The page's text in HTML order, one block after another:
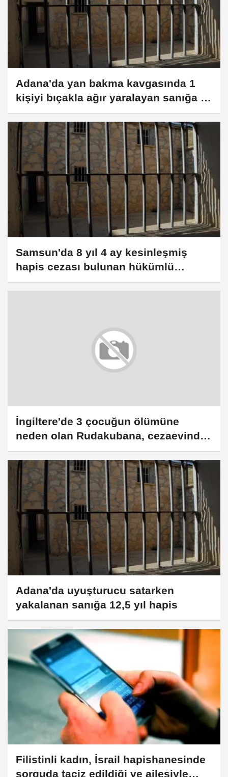
Adana'da yan bakma kavgasında 1
kişiyi bıçakla ağır yaralayan sanığa 9
yıl hapis
Samsun'da 8 yıl 4 ay kesinleşmiş
hapis cezası bulunan hükümlü
yakalandı
İngiltere'de 3 çocuğun ölümüne
neden olan Rudakubana, cezaevinde
yeni suçlamalarla karşı karşıya
Adana'da uyuşturucu satarken
yakalanan sanığa 12,5 yıl hapis
Filistinli kadın, İsrail hapishanesinde
sorguda taciz edildiği ve ailesiyle